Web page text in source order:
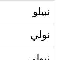
نبيلو
نولي